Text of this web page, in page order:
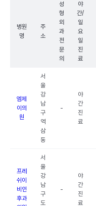
병원
명
주
소
성
형
외
과
전
문
의
야
간/
일
요
일
진
료
엠제
이의
원
서
울
강
남
구
역
삼
동
-
야
간
진
료
프레
쉬이
비인
후과
서
울
강
남
구
도
-
야
간
진
료